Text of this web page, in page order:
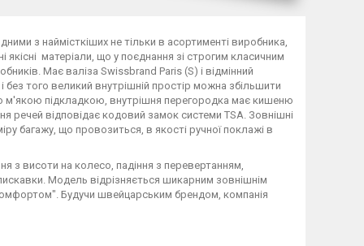
з наймісткіших не тільки в асортименті виробника,
якісні матеріали, що у поєднання зі строгим класичним
Має валіза Swissbrand Paris (S) і відмінний
без того великий внутрішній простір можна збільшити
підкладкою, внутрішня перегородка має кишеню
речей відповідає кодовий замок системи TSA. Зовнішні
багажу, що провозиться, в якості ручної поклажі в
з висоти на колесо, падіння з перевертанням,
Модель відрізняється шикарним зовнішнім
Будучи швейцарським брендом, компанія